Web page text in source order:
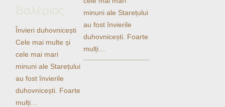
Βαλέριος
Învieri duhovnicești
Cele mai multe și
cele mai mari
minuni ale Starețului
au fost învierile
duhovnicești. Foarte
mulți…
minuni ale Starețului
au fost învierile
duhovnicești. Foarte
mulți…